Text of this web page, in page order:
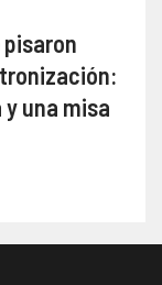
pisaron
y una misa